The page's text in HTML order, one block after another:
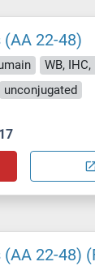
(AA 22-48)
WB, IHC,
unconjugated
22-48)